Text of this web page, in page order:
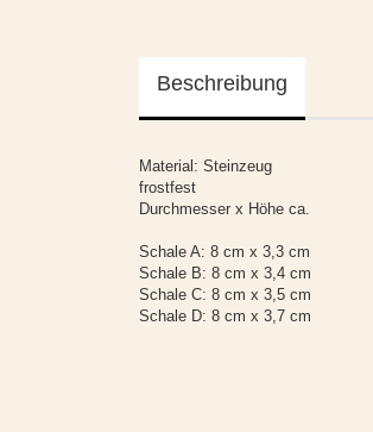
Beschreibung
Material: Steinzeug
frostfest
Durchmesser x Höhe ca.
Schale A: 8 cm x 3,3 cm
Schale B: 8 cm x 3,4 cm
Schale C: 8 cm x 3,5 cm
Schale D: 8 cm x 3,7 cm